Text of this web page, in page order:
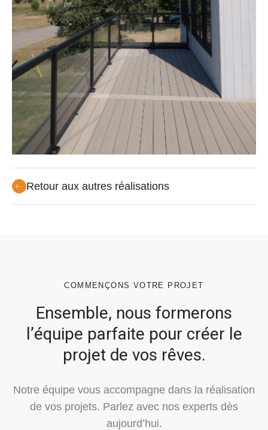
Retour aux autres réalisations
COMMENÇONS VOTRE PROJET
Ensemble, nous formerons
l’équipe parfaite pour créer le
projet de vos rêves.
Notre équipe vous accompagne dans la réalisation
de vos projets. Parlez avec nos experts dès
aujourd’hui.